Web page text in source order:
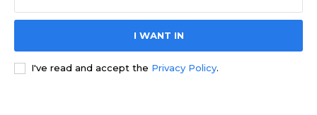
साइबर धोखाधड़ी बैंकिंग में
I WANT IN
I've read and accept the Privacy Policy.